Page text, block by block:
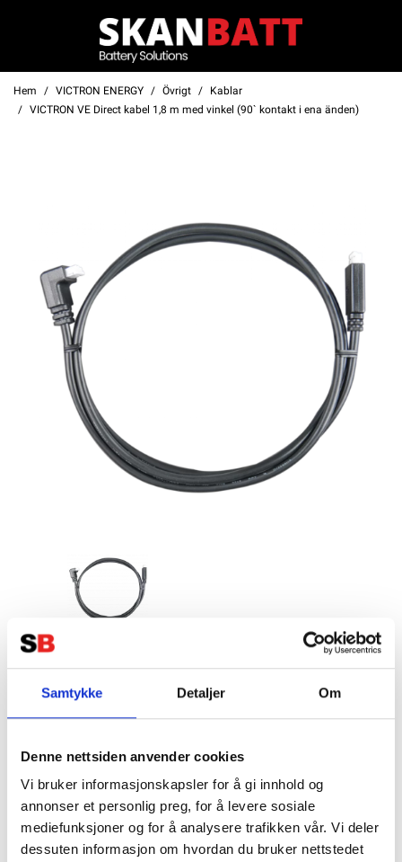
Samtykke Detaljer Om
Denne nettsiden anvender cookies
Vi bruker informasjonskapsler for å gi innhold og
annonser et personlig preg, for å levere sosiale
mediefunksjoner og for å analysere trafikken vår. Vi deler
dessuten informasjon om hvordan du bruker nettstedet
Hem VICTRON ENERGY Övrigt
Kablar
VICTRON VE Direct kabel 1,8 m med vinkel (90` kontakt i ena änden)
VICTRON VE Direct kabel 1,8 m
med vinkel (90` kontakt i ena
änden)